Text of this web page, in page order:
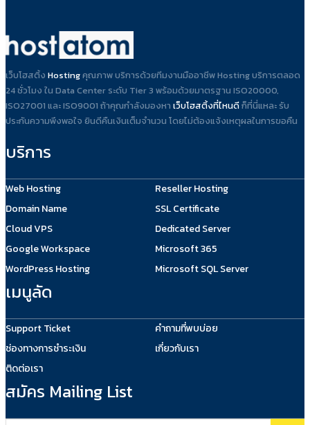
เว็บโฮสติ้ง Hostingคุณภาพ บริการด้วยทีมงานมืออาชีพ Hosting บริการตลอด
24 ชั่วโมง ใน Data Center ระดับ Tier 3 พร้อมด้วยมาตรฐาน ISO20000,
ISO27001 และ ISO9001 ถ้าคุณกำลังมองหา เว็บโฮสติ้งที่ไหนดีก็ที่นี่แหละ รับ
ประกันความพึงพอใจ ยินดีคืนเงินเต็มจำนวน โดยไม่ต้องแจ้งเหตุผลในการขอคืน
บริการ
Web Hosting
Domain Name
Cloud VPS
Google Workspace
WordPress Hosting
Reseller Hosting
SSL Certificate
Dedicated Server
Microsoft 365
Microsoft SQL Server
เมนูลัด
Support Ticket
ช่องทางการชำระเงิน
ติดต่อเรา
คำถามที่พบบ่อย
เกี่ยวกับเรา
สมัคร Mailing List